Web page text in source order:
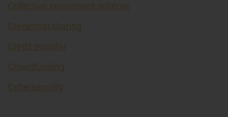
Collective investment scheme
Credential sharing
Credit transfer
Crowdfunding
Cybersecurity